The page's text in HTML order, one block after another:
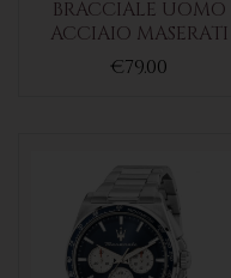
BRACCIALE UOMO
ACCIAIO MASERATI
€79.00